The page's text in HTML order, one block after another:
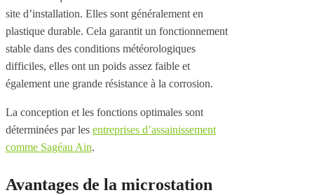
site d’installation. Elles sont généralement en
plastique durable. Cela garantit un fonctionnement
stable dans des conditions météorologiques
difficiles, elles ont un poids assez faible et
également une grande résistance à la corrosion.
La conception et les fonctions optimales sont
déterminées par les entreprises d’assainissement
comme Sagéau Ain.
Avantages de la microstation